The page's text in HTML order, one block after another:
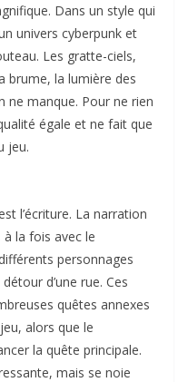
Dans un style qui
univers cyberpunk et
Les gratte-ciels,
brume, la lumière des
ne manque. Pour ne rien
égale et ne fait que
jeu.
l’écriture. La narration
la fois avec le
personnages
d’une rue. Ces
quêtes annexes
alors que le
la quête principale.
mais se noie